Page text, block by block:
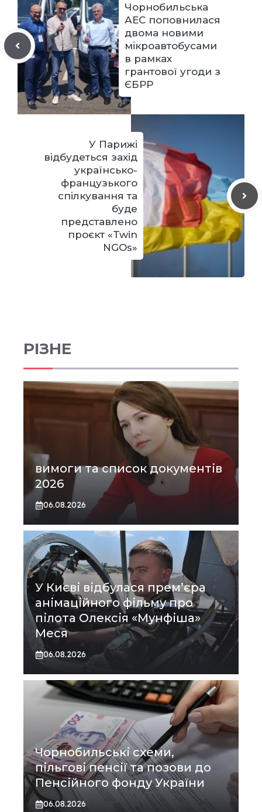
Чорнобильська
АЕС поповнилася
двома новими
мікроавтобусами
в рамках
грантової угоди з
ЄБРР
У Парижі
відбудеться захід
українсько-
французького
спілкування та
буде
представлено
проєкт «Twin
NGOs»
РІЗНЕ
вимоги та список документів
2026
06.08.2026
У Києві відбулася прем’єра
анімаційного фільму про
пілота Олексія «Мунфіша»
Меся
06.08.2026
Чорнобильські схеми,
пільгові пенсії та позови до
Пенсійного фонду України
06.08.2026